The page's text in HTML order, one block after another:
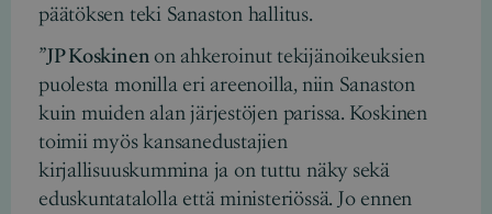
päätöksen teki Sanaston hallitus.
”JP Koskinen on ahkeroinut tekijänoikeuksien
puolesta monilla eri areenoilla, niin Sanaston
kuin muiden alan järjestöjen parissa. Koskinen
toimii myös kansanedustajien
kirjallisuuskummina ja on tuttu näky sekä
eduskuntatalolla että ministeriössä. Jo ennen